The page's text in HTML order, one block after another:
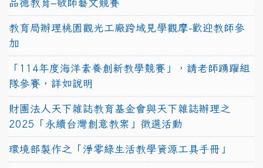
品德教育–敬師藝文競賽
教育局辦理桃園觀光工廠跨域見學觀摩-歡迎教師參
加
「114年度海洋素養創新教學競賽」，請老師踴躍組
隊參賽，詳如說明
財團法人天下雜誌教育基金會與天下雜誌辦理之
2025「永續台灣創意教案」徵選活動
環境部製作之「淨零綠生活教學資源工具手冊」